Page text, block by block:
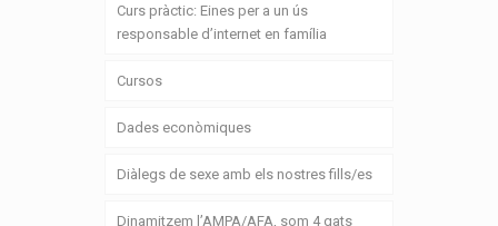
Curs pràctic: Eines per a un ús
responsable d’internet en família
Cursos
Dades econòmiques
Diàlegs de sexe amb els nostres fills/es
Dinamitzem l’AMPA/AFA, som 4 gats